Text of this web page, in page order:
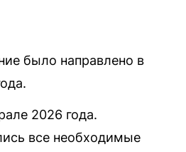
было направлено в
2026 года.
все необходимые